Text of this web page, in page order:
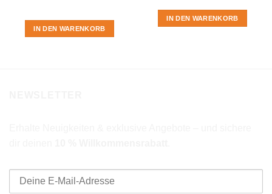
IN DEN WARENKORB
IN DEN WARENKORB